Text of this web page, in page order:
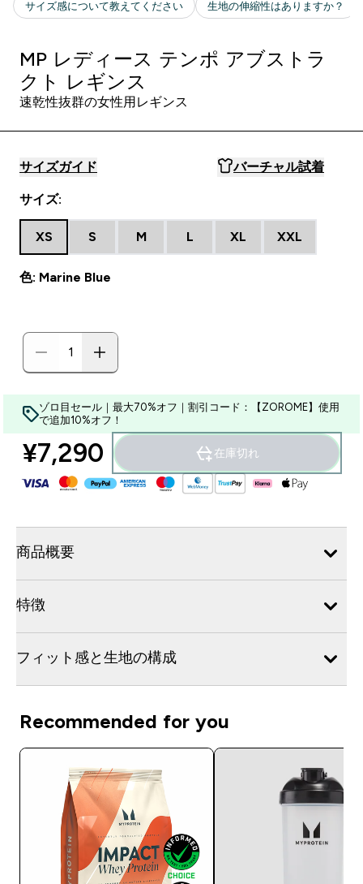
MP レディース テンポ アブストラ
クト レギンス
速乾性抜群の女性用レギンス
サイズガイド バーチャル試着
サイズ:
XS S M L XL XXL
色: Marine Blue
ゾロ目セール｜最大70%オフ｜割引コード：【ZOROME】使用
で追加10%オフ！
¥7,290‎ 在庫切れ
商品概要
特徴
フィット感と生地の構成
Recommended for you